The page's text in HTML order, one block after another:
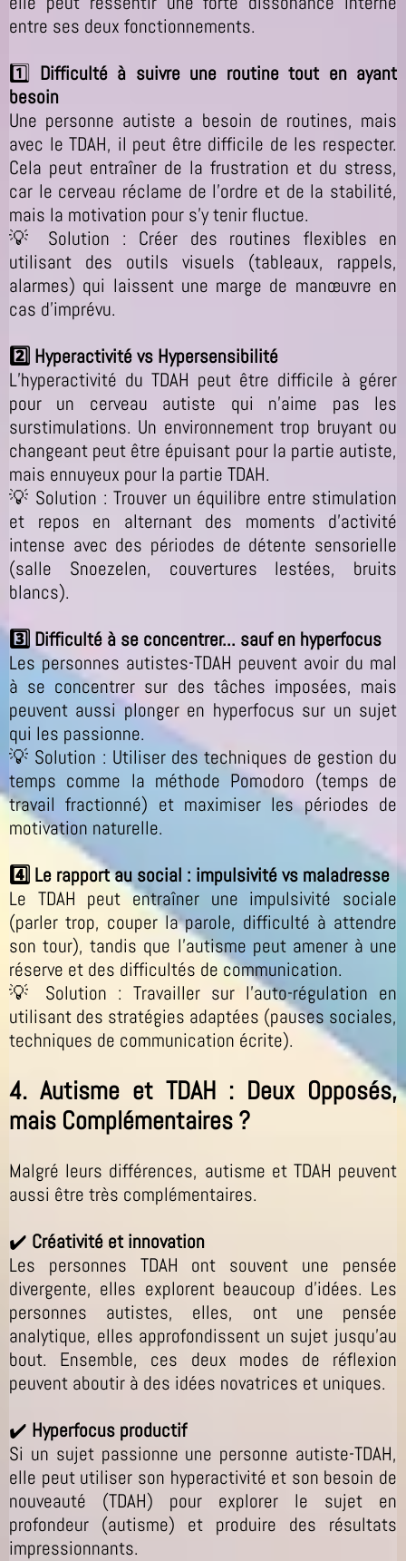
entre ses deux fonctionnements.
1️⃣ Difficulté à suivre une routine tout en ayant
besoin
Une personne autiste a besoin de routines, mais
avec le TDAH, il peut être difficile de les respecter.
Cela peut entraîner de la frustration et du stress,
car le cerveau réclame de l’ordre et de la stabilité,
mais la motivation pour s’y tenir fluctue.
💡 Solution : Créer des routines flexibles en
utilisant des outils visuels (tableaux, rappels,
alarmes) qui laissent une marge de manœuvre en
cas d’imprévu.
2️⃣ Hyperactivité vs Hypersensibilité
L’hyperactivité du TDAH peut être difficile à gérer
pour un cerveau autiste qui n’aime pas les
surstimulations. Un environnement trop bruyant ou
changeant peut être épuisant pour la partie autiste,
mais ennuyeux pour la partie TDAH.
💡 Solution : Trouver un équilibre entre stimulation
et repos en alternant des moments d’activité
intense avec des périodes de détente sensorielle
(salle Snoezelen, couvertures lestées, bruits
blancs).
3️⃣ Difficulté à se concentrer... sauf en hyperfocus
Les personnes autistes-TDAH peuvent avoir du mal
à se concentrer sur des tâches imposées, mais
peuvent aussi plonger en hyperfocus sur un sujet
qui les passionne.
💡 Solution : Utiliser des techniques de gestion du
temps comme la méthode Pomodoro (temps de
travail fractionné) et maximiser les périodes de
motivation naturelle.
4️⃣ Le rapport au social : impulsivité vs maladresse
Le TDAH peut entraîner une impulsivité sociale
(parler trop, couper la parole, difficulté à attendre
son tour), tandis que l’autisme peut amener à une
réserve et des difficultés de communication.
💡 Solution : Travailler sur l’auto-régulation en
utilisant des stratégies adaptées (pauses sociales,
techniques de communication écrite).
4. Autisme et TDAH : Deux Opposés,
mais Complémentaires ?
Malgré leurs différences, autisme et TDAH peuvent
aussi être très complémentaires.
✔️ Créativité et innovation
Les personnes TDAH ont souvent une pensée
divergente, elles explorent beaucoup d’idées. Les
personnes autistes, elles, ont une pensée
analytique, elles approfondissent un sujet jusqu’au
bout. Ensemble, ces deux modes de réflexion
peuvent aboutir à des idées novatrices et uniques.
✔️ Hyperfocus productif
Si un sujet passionne une personne autiste-TDAH,
elle peut utiliser son hyperactivité et son besoin de
nouveauté (TDAH) pour explorer le sujet en
profondeur (autisme) et produire des résultats
impressionnants.